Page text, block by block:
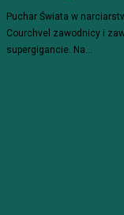
Puchar Świata w
Courchvel zawodnicy i
supergigancie. Na...